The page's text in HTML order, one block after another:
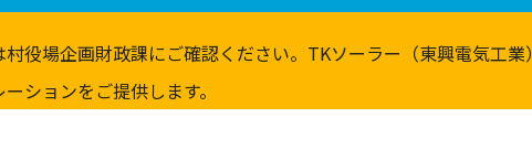
役場企画財政課にご確認ください。TKソーラー（東興電気工業）
ションをご提供します。